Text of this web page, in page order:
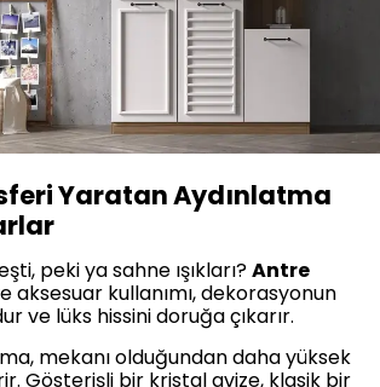
Yaratan Aydınlatma
peki ya sahne ışıkları?Antre
aksesuar kullanımı, dekorasyonun
ve lüks hissini doruğa çıkarır.
mekanı olduğundan daha yüksek
Gösterişli bir kristal avize, klasik bir